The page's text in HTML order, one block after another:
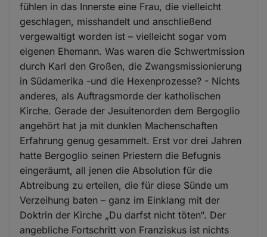
fühlen in das Innerste eine Frau, die vielleicht
geschlagen, misshandelt und anschließend
vergewaltigt worden ist – vielleicht sogar vom
eigenen Ehemann. Was waren die Schwertmission
durch Karl den Großen, die Zwangsmissionierung
in Südamerika -und die Hexenprozesse? - Nichts
anderes, als Auftragsmorde der katholischen
Kirche. Gerade der Jesuitenorden dem Bergoglio
angehört hat ja mit dunklen Machenschaften
Erfahrung genug gesammelt. Erst vor drei Jahren
hatte Bergoglio seinen Priestern die Befugnis
eingeräumt, all jenen die Absolution für die
Abtreibung zu erteilen, die für diese Sünde um
Verzeihung baten – ganz im Einklang mit der
Doktrin der Kirche „Du darfst nicht töten“. Der
angebliche Fortschritt von Franziskus ist nichts